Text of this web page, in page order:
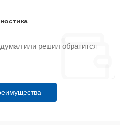
или решил обратится